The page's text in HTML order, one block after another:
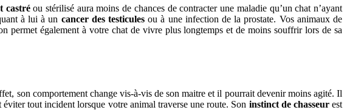
castréou stérilisé aura moins de chances de contracter une maladie qu’un chat n’ayant
à lui à un cancer des testicules ou à une infection de la prostate. Vos animaux de
permet également à votre chat de vivre plus longtemps et de moins souffrir lors de sa
son comportement change vis-à-vis de son maitre et il pourrait devenir moins agité. Il
tout incident lorsque votre animal traverse une route. Son instinct de chasseurest